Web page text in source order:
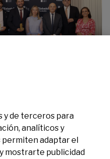
reconoce a dos
de la edición del
y de terceros para
analíticos y
permiten adaptar el
mostrarte publicidad